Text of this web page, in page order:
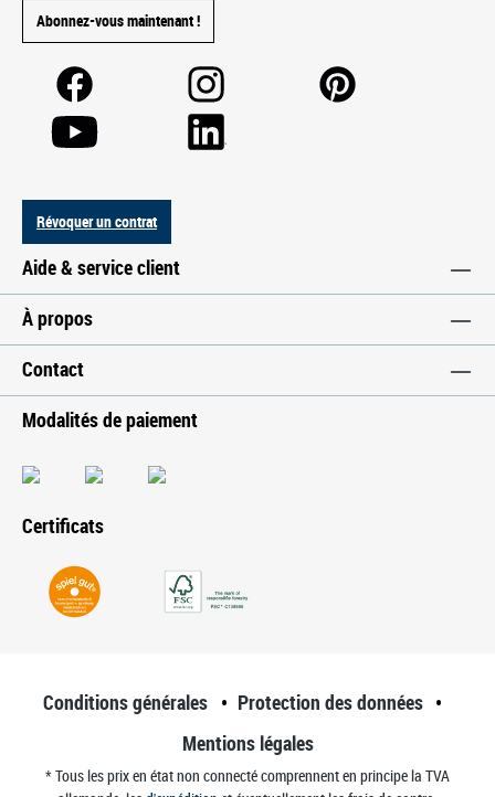
Abonnez-vous maintenant !
Révoquer un contrat
Aide & service client
À propos
Contact
Modalités de paiement
Certificats
Conditions générales
Protection des données
Mentions légales
* Tous les prix en état non connecté comprennent en principe la TVA